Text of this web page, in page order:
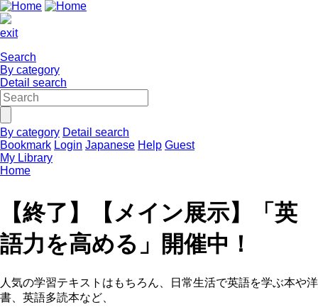
exit
Search
By category
Detail search
By category Detail search
Bookmark Login Japanese Help Guest
My Library
Home
【終了】【メイン展示】「英
語力を高める」開催中！
人気の学習テキストはもちろん、日常生活で英語を学ぶ本や洋
書、英語多読本など、